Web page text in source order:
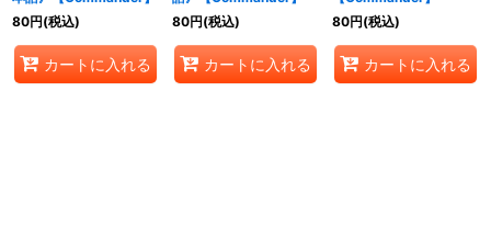
80円(税込)
カートに入れる
80円(税込)
カートに入れる
80円(税込)
カートに入れる